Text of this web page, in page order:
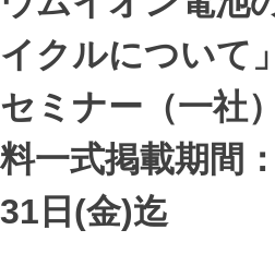
イクルについて
セミナー（一社
料一式掲載期間
31日(金)迄